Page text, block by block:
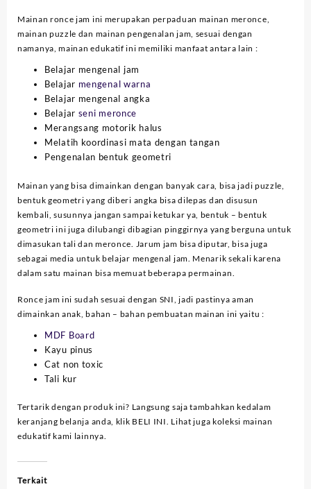
Mainan ronce jam ini merupakan perpaduan mainan meronce,
mainan puzzle dan mainan pengenalan jam, sesuai dengan
namanya, mainan edukatif ini memiliki manfaat antara lain :
Belajar mengenal jam
Belajar mengenal warna
Belajar mengenal angka
Belajar seni meronce
Merangsang motorik halus
Melatih koordinasi mata dengan tangan
Pengenalan bentuk geometri
Mainan yang bisa dimainkan dengan banyak cara, bisa jadi puzzle,
bentuk geometri yang diberi angka bisa dilepas dan disusun
kembali, susunnya jangan sampai ketukar ya, bentuk – bentuk
geometri ini juga dilubangi dibagian pinggirnya yang berguna untuk
dimasukan tali dan meronce. Jarum jam bisa diputar, bisa juga
sebagai media untuk belajar mengenal jam. Menarik sekali karena
dalam satu mainan bisa memuat beberapa permainan.
Ronce jam ini sudah sesuai dengan SNI, jadi pastinya aman
dimainkan anak, bahan – bahan pembuatan mainan ini yaitu :
MDF Board
Kayu pinus
Cat non toxic
Tali kur
Tertarik dengan produk ini? Langsung saja tambahkan kedalam
keranjang belanja anda, klik BELI INI. Lihat juga koleksi mainan
edukatif kami lainnya.
Terkait